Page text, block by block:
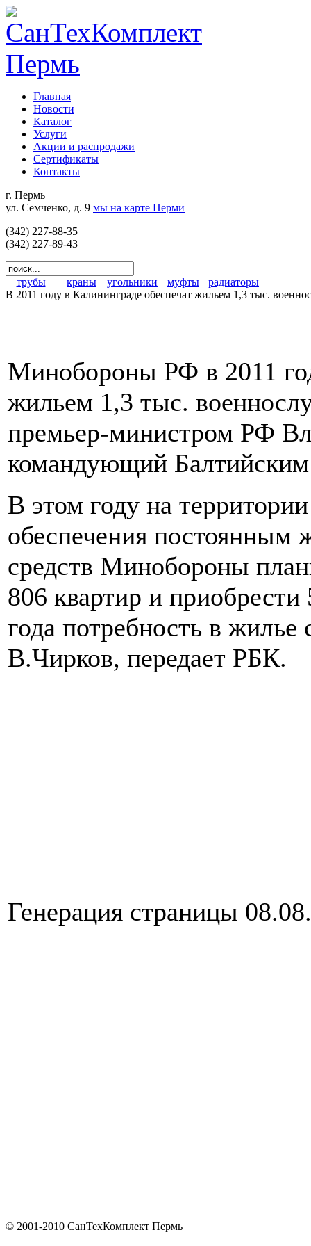
Главная
Новости
Каталог
Услуги
Акции и распродажи
Сертификаты
Контакты
г. Пермь
ул. Семченко, д. 9 мы на карте Перми
(342) 227-88-35
(342) 227-89-43
трубы краны угольники муфты
радиаторы
В 2011 году в Калининграде обеспечат жильем 1,3 тыс.
Минобороны РФ в 2011
жильем 1,3 тыс.
премьер-министром РФ
командующий
В этом году на
обеспечения постоянным
средств Минобороны
806 квартир и
года потребность в
В.Чирков, передает РБК.
Генерация страницы
© 2001-2010 СанТехКомплект Пермь